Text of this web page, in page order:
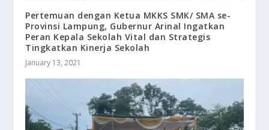
Pertemuan dengan Ketua MKKS SMK/ SMA se-
Provinsi Lampung, Gubernur Arinal Ingatkan
Peran Kepala Sekolah Vital dan Strategis
Tingkatkan Kinerja Sekolah
January 13, 2021